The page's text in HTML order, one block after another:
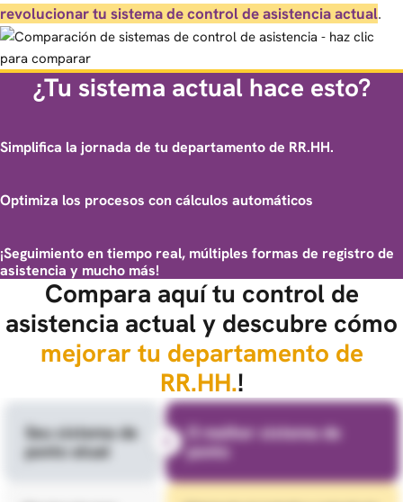
revolucionar tu sistema de control de asistencia actual.
¿Tu sistema actual hace esto?
Simplifica la jornada de tu departamento de RR.HH.
Optimiza los procesos con cálculos automáticos
¡Seguimiento en tiempo real, múltiples formas de registro de
asistencia y mucho más!
Compara aquí tu control de
asistencia actual y descubre cómo
mejorar tu departamento de
RR.HH.!
Seu sistemade
ponto atual
O melhor sistema de
ponto